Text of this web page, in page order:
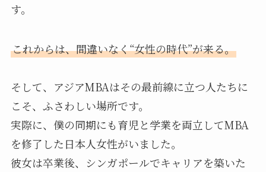
す。
これからは、間違いなく“女性の時代”が来る。
そして、アジアMBAはその最前線に立つ人たちに
こそ、ふさわしい場所です。
実際に、僕の同期にも育児と学業を両立してMBA
を修了した日本人女性がいました。
彼女は卒業後、シンガポールでキャリアを築いた